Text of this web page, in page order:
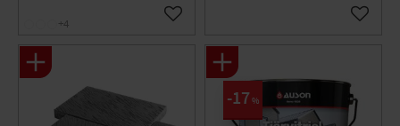
Lägg till i favoriter
+4 Lägg
17 %